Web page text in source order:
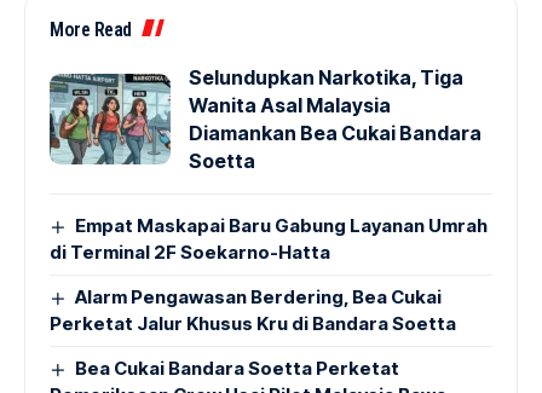
More Read
Selundupkan Narkotika, Tiga
Wanita Asal Malaysia
Diamankan Bea Cukai Bandara
Soetta
Empat Maskapai Baru Gabung Layanan Umrah
di Terminal 2F Soekarno-Hatta
Alarm Pengawasan Berdering, Bea Cukai
Perketat Jalur Khusus Kru di Bandara Soetta
Bea Cukai Bandara Soetta Perketat